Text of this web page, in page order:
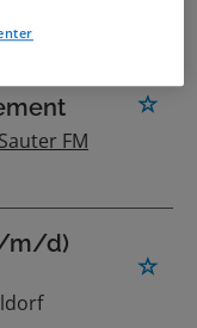
FM
m/d)